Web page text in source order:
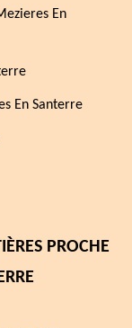
En
En Santerre
PROCHE